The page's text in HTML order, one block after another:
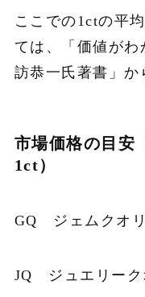
ここでの1ctの平
ては、「価値が
訪恭一氏著書」か
市場価格の目安
1ct）
GQ ジェムクオ
JQ ジュエリーク